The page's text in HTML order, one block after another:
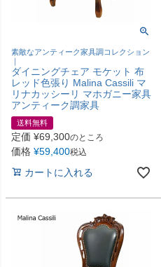
素敵なアンティーク家具調コレクション
｜
ダイニングチェア モケット 布
レッド色張り Malina Cassili マ
リナカッシーリ マホガニー家具
アンティーク調家具
送料無料
定価 ¥69,300のところ
価格 ¥59,400税込
カートに入れる